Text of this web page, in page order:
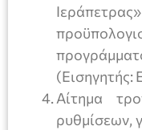
(Εισηγητής:
Αίτημα
ρυθμίσεων,